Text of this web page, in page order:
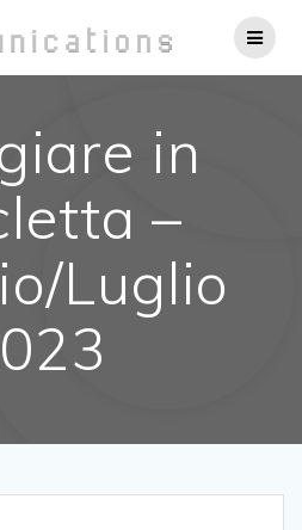
al
in
–
Luglio